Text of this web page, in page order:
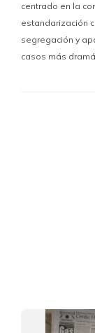
centrado en la
estandarización
segregación y
casos más